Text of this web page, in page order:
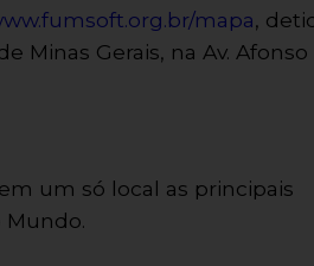
mapa,
Minas Gerais, na Av. Afonso
um só local as principais
Mundo.